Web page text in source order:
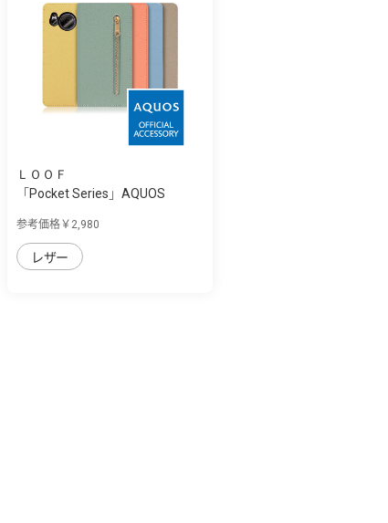
ＬＯＯＦ
「Pocket Series」AQUOS
参考価格￥2,980
レザー